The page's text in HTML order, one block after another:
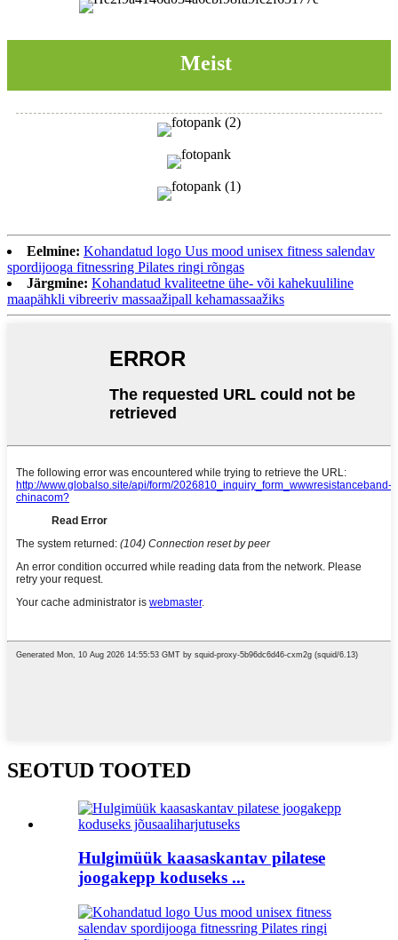
Meist
Eelmine: Kohandatud logo Uus mood unisex fitness salendav
spordijooga fitnessring Pilates ringi rõngas
Järgmine: Kohandatud kvaliteetne ühe- või kahekuuliline
maapähkli vibreeriv massaažipall kehamassaažiks
SEOTUD TOOTED
Hulgimüük kaasaskantav pilatese
joogakepp koduseks ...